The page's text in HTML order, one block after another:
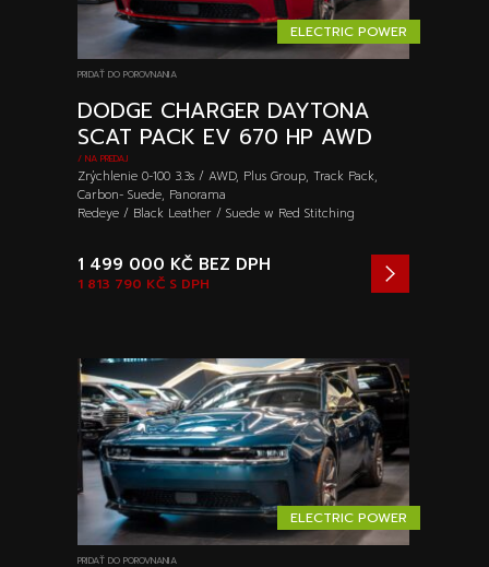
ELECTRIC POWER
PRIDAŤ DO POROVNANIA
DODGE CHARGER DAYTONA
SCAT PACK EV 670 HP AWD
/ NA PREDAJ
Zrýchlenie 0-100 3.3s / AWD, Plus Group, Track Pack,
Carbon- Suede, Panorama
Redeye / Black Leather / Suede w Red Stitching
1 813 790 KČ S DPH
1 499 000 KČ BEZ DPH
ELECTRIC POWER
PRIDAŤ DO POROVNANIA